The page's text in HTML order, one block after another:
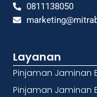
0811138050
Layanan
Pinjaman Jaminan
Pinjaman Jaminan